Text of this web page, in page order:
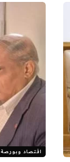
اقتصاد وبورصة